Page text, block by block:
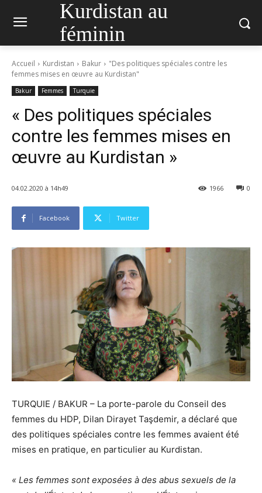
Kurdistan au
féminin
Accueil Kurdistan Bakur
"Des politiques spéciales contre les
femmes mises en œuvre au Kurdistan"
Bakur Femmes Turquie
« Des politiques spéciales
contre les femmes mises en
œuvre au Kurdistan »
04.02.2020 à 14h49 0
1966
Facebook Twitter
TURQUIE / BAKUR – La porte-parole du Conseil des
femmes du HDP, Dilan Dirayet Taşdemir, a déclaré que
des politiques spéciales contre les femmes avaient été
mises en pratique, en particulier au Kurdistan.
« Les femmes sont exposées à des abus sexuels de la